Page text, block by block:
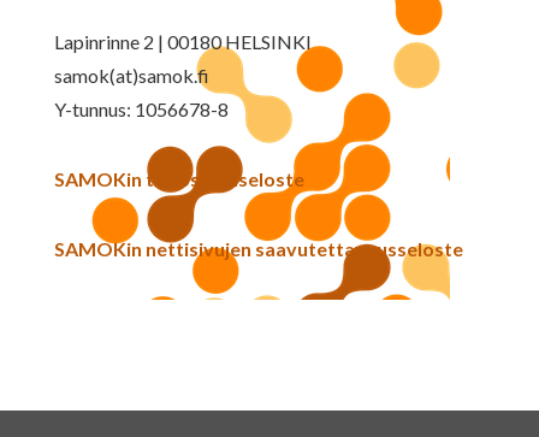
Lapinrinne 2 | 00180 HELSINKI
samok(at)samok.fi
Y-tunnus: 1056678-8
SAMOKin tietosuojaseloste
SAMOKin nettisivujen saavutettavuusseloste